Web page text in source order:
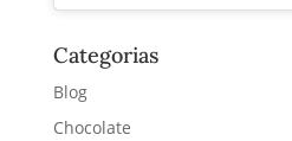
Categorias
Blog
Chocolate